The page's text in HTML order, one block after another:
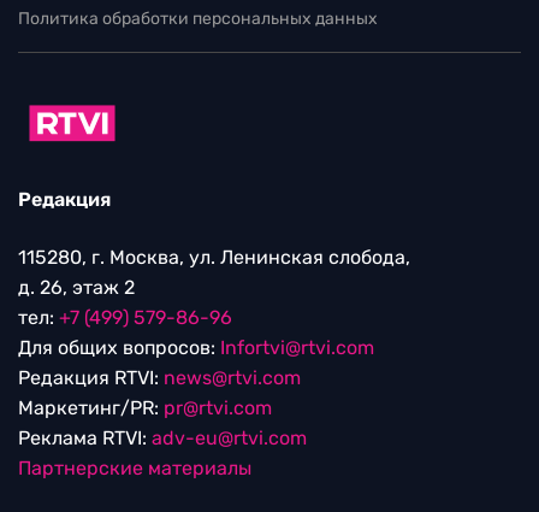
Политика обработки персональных данных
Редакция
115280, г. Москва, ул. Ленинская слобода,
д. 26, этаж 2
тел: +7 (499) 579-86-96
Для общих вопросов: Infortvi@rtvi.com
Редакция RTVI: news@rtvi.com
Маркетинг/PR: pr@rtvi.com
Реклама RTVI: adv-eu@rtvi.com
Партнерские материалы